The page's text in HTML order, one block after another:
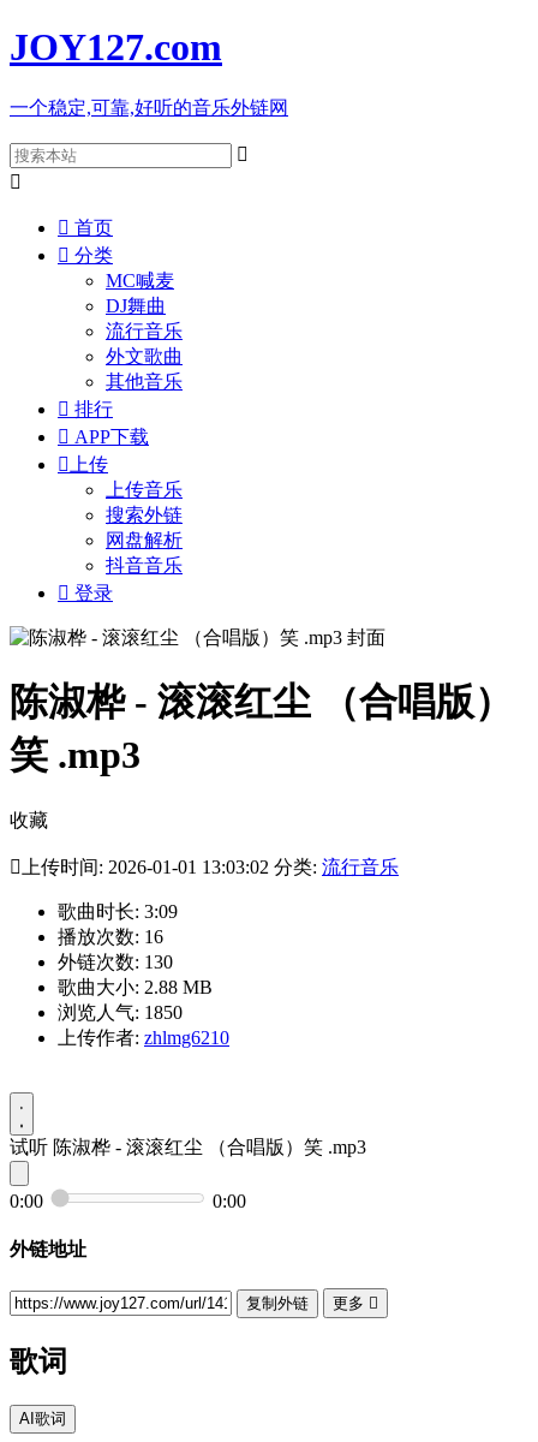
JOY127.com
一个稳定,可靠,好听的音乐外链网


 首页
 分类
MC喊麦
DJ舞曲
流行音乐
外文歌曲
其他音乐
 排行
 APP下载
 上传
上传音乐
搜索外链
网盘解析
抖音音乐
 登录
陈淑桦 - 滚滚红尘 （合唱版）
笑 .mp3
收藏
 上传时间: 2026-01-01 13:03:02 分类: 流行音乐
歌曲时长: 3:09
播放次数: 16
外链次数: 130
歌曲大小: 2.88 MB
浏览人气: 1850
上传作者: zhlmg6210
试听 陈淑桦 - 滚滚红尘 （合唱版）笑 .mp3
0:00 0:00
外链地址
复制外链 更多 
歌词
AI歌词